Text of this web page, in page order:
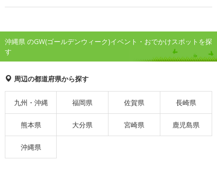
沖縄県 のGW(ゴールデンウィーク)イベント・おでかけスポットを探
す
周辺の都道府県から探す
九州・沖縄 福岡県 佐賀県 長崎県
熊本県 大分県 宮崎県 鹿児島県
沖縄県